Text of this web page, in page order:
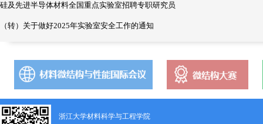
硅及先进半导体材料全国重点实验室招聘专职研究员
（转）关于做好2025年实验室安全工作的通知
浙江大学材料科学与工程学院